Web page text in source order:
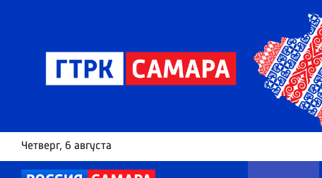
Четверг, 6 августа